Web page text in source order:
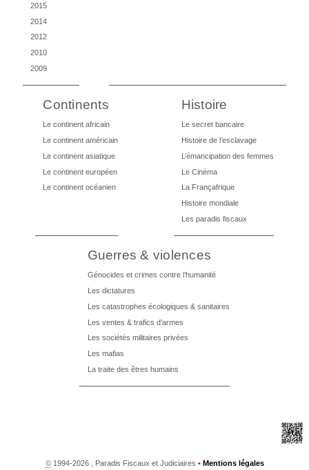
2015
2014
2012
2010
2009
Continents
Le continent africain
Le continent américain
Le continent asiatique
Le continent européen
Le continent océanien
Histoire
Le secret bancaire
Histoire de l’esclavage
L’émancipation des femmes
Le Cinéma
La Françafrique
Histoire mondiale
Les paradis fiscaux
Guerres & violences
Génocides et crimes contre l’humanité
Les dictatures
Les catastrophes écologiques & sanitaires
Les ventes & trafics d’armes
Les sociétés militaires privées
Les mafias
La traite des êtres humains
©1994-2026 , Paradis Fiscaux et Judiciaires • Mentions légales